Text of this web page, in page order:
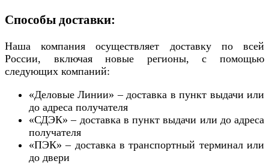
Способы доставки:
Наша компания осуществляет доставку по всей
России, включая новые регионы, с помощью
следующих компаний:
«Деловые Линии» – доставка в пункт выдачи или
до адреса получателя
«СДЭК» – доставка в пункт выдачи или до адреса
получателя
«ПЭК» – доставка в транспортный терминал или
до двери